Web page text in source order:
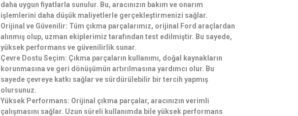
daha uygun fiyatlarla sunulur. Bu, aracınızın bakım ve onarım
işlemlerini daha düşük maliyetlerle gerçekleştirmenizi sağlar.
Orijinal ve Güvenilir: Tüm çıkma parçalarımız, orijinal Ford araçlardan
alınmış olup, uzman ekiplerimiz tarafından test edilmiştir. Bu sayede,
yüksek performans ve güvenilirlik sunar.
Çevre Dostu Seçim: Çıkma parçaların kullanımı, doğal kaynakların
korunmasına ve geri dönüşümün artırılmasına yardımcı olur. Bu
sayede çevreye katkı sağlar ve sürdürülebilir bir tercih yapmış
olursunuz.
Yüksek Performans: Orijinal çıkma parçalar, aracınızın verimli
çalışmasını sağlar. Uzun süreli kullanımda bile yüksek performans